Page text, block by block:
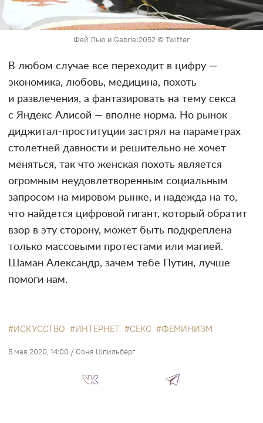
Фей Лью и Gabriel2052 © Twitter
В любом случае все переходит в цифру —
экономика, любовь, медицина, похоть
и развлечения, а фантазировать на тему секса
с Яндекс Алисой — вполне норма. Но рынок
диджитал-проституции застрял на параметрах
столетней давности и решительно не хочет
меняться, так что женская похоть является
огромным неудовлетворенным социальным
запросом на мировом рынке, и надежда на то,
что найдется цифровой гигант, который обратит
взор в эту сторону, может быть подкреплена
только массовыми протестами или магией.
Шаман Александр, зачем тебе Путин, лучше
помоги нам.
ИСКУССТВО ИНТЕРНЕТ СЕКС ФЕМИНИЗМ
5 мая 2020, 14:00 / Соня Шпильберг